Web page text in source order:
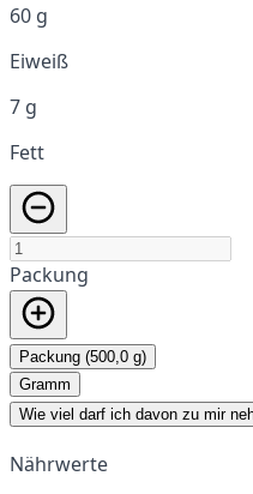
60 g
Eiweiß
7 g
Fett
Packung
Packung (500,0 g)
Gramm
Wie viel darf ich davon zu mir
Nährwerte